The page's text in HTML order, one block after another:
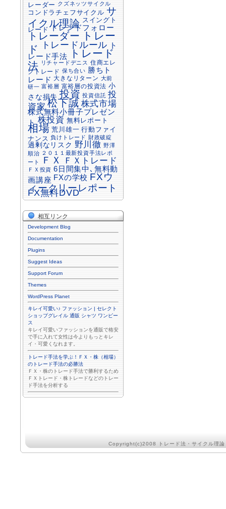
レーダー クズネッツサイクル
コンドラチェフサイクル サ
イクル理論 スイングト
レード トレンドフォロー
トレーダー トレー
ド トレードルール ト
レード手法 トレード
法 リチャードデニス 住商エレ
クトレード 保ち合い 勝ちト
レード 大きなリターン 大前
研一 富裕層 富裕層の投資法 小
さな損失 投資 投資信託 投
資家 松下誠 株式市場
株式無料小冊子プレゼン
ト 株投資 無料レポート
相場 荒川雄一 行動ファイ
ナンス 負けトレード 財政破綻
過剰なリスク 野川徹 野澤
順治 ２０１１最新投資手法レポ
ート ＦＸ ＦＸトレード
ＦＸ投資 6日間集中､無料動
画講座 FXの学校 FXウ
ィークリーレポート
FX無料DVD
相互リンク
Development Blog
Documentation
Plugins
Suggest Ideas
Support Forum
Themes
WordPress Planet
キレイ可愛い♪ ファッション | セレクト
ショップグレイル 通販 シャツ ワンピー
ス
キレイ可愛いファッションを通販で格安
で手に入れて女性は今よりもっとキレ
イ・可愛くなれます。
トレード手法を学ぶ！ＦＸ・株（相場）
のトレード手法の必勝法
ＦＸ・株のトレード手法で勝利するため
ＦＸトレード・株トレードなどのトレー
ド手法を分析する
Copyright(c)2008 トレード法・サイクル理